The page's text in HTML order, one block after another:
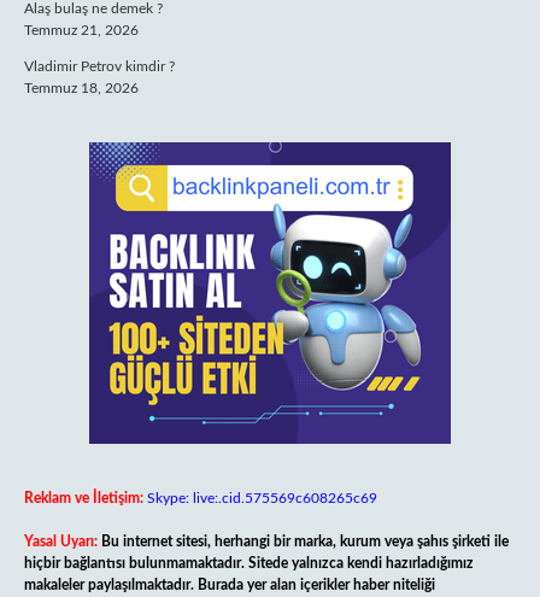
Alaş bulaş ne demek ?
Temmuz 21, 2026
Vladimir Petrov kimdir ?
Temmuz 18, 2026
Reklam ve İletişim: Skype: live:.cid.575569c608265c69
Yasal Uyarı: Bu internet sitesi, herhangi bir marka, kurum veya şahıs şirketi ile
hiçbir bağlantısı bulunmamaktadır. Sitede yalnızca kendi hazırladığımız
makaleler paylaşılmaktadır. Burada yer alan içerikler haber niteliği